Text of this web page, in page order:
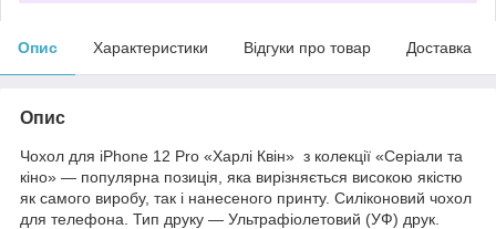
Опис Характеристики Відгуки про товар Доставка
Опис
Чохол для iPhone 12 Pro «Харлі Квін» з колекції «Серіали та
кіно» — популярна позиція, яка вирізняється високою якістю
як самого виробу, так і нанесеного принту. Силіконовий чохол
для телефона. Тип друку — Ультрафіолетовий (УФ) друк.